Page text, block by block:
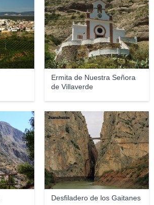
Ermita de Nuestra Señora
de Villaverde
Desfiladero de los Gaitanes
Jsanchezes